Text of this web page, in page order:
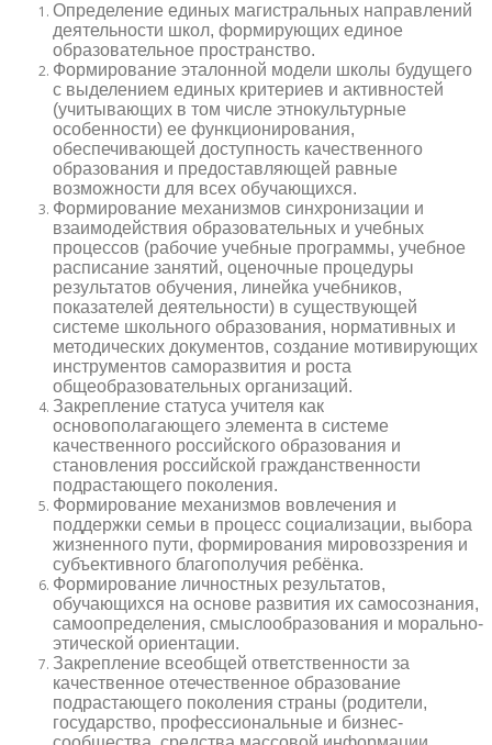
Определение единых магистральных направлений
деятельности школ, формирующих единое
образовательное пространство.
Формирование эталонной модели школы будущего
с выделением единых критериев и активностей
(учитывающих в том числе этнокультурные
особенности) ее функционирования,
обеспечивающей доступность качественного
образования и предоставляющей равные
возможности для всех обучающихся.
Формирование механизмов синхронизации и
взаимодействия образовательных и учебных
процессов (рабочие учебные программы, учебное
расписание занятий, оценочные процедуры
результатов обучения, линейка учебников,
показателей деятельности) в существующей
системе школьного образования, нормативных и
методических документов, создание мотивирующих
инструментов саморазвития и роста
общеобразовательных организаций.
Закрепление статуса учителя как
основополагающего элемента в системе
качественного российского образования и
становления российской гражданственности
подрастающего поколения.
Формирование механизмов вовлечения и
поддержки семьи в процесс социализации, выбора
жизненного пути, формирования мировоззрения и
субъективного благополучия ребёнка.
Формирование личностных результатов,
обучающихся на основе развития их самосознания,
самоопределения, смыслообразования и морально-
этической ориентации.
Закрепление всеобщей ответственности за
качественное отечественное образование
подрастающего поколения страны (родители,
государство, профессиональные и бизнес-